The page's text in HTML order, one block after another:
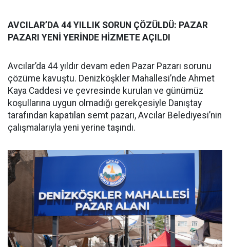
AVCILAR’DA 44 YILLIK SORUN ÇÖZÜLDÜ: PAZAR
PAZARI YENİ YERİNDE HİZMETE AÇILDI
Avcılar’da 44 yıldır devam eden Pazar Pazarı sorunu
çözüme kavuştu. Denizköşkler Mahallesi’nde Ahmet
Kaya Caddesi ve çevresinde kurulan ve günümüz
koşullarına uygun olmadığı gerekçesiyle Danıştay
tarafından kapatılan semt pazarı, Avcılar Belediyesi’nin
çalışmalarıyla yeni yerine taşındı.